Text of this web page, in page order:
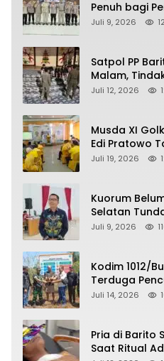
Penuh bagi
Kalimantan
Juli 9, 2026
Satpol PP
Malam,
soal Balap
Juli 12, 2026
Musda XI
Edi Pratowo
Partai pada
Juli 19, 2026
Kuorum
Selatan
Raperda
Juli 9, 2026
Kodim 1012/
Terduga
Sitaan Satgas
Juli 14, 2026
Pria di Barito
Saat Ritual